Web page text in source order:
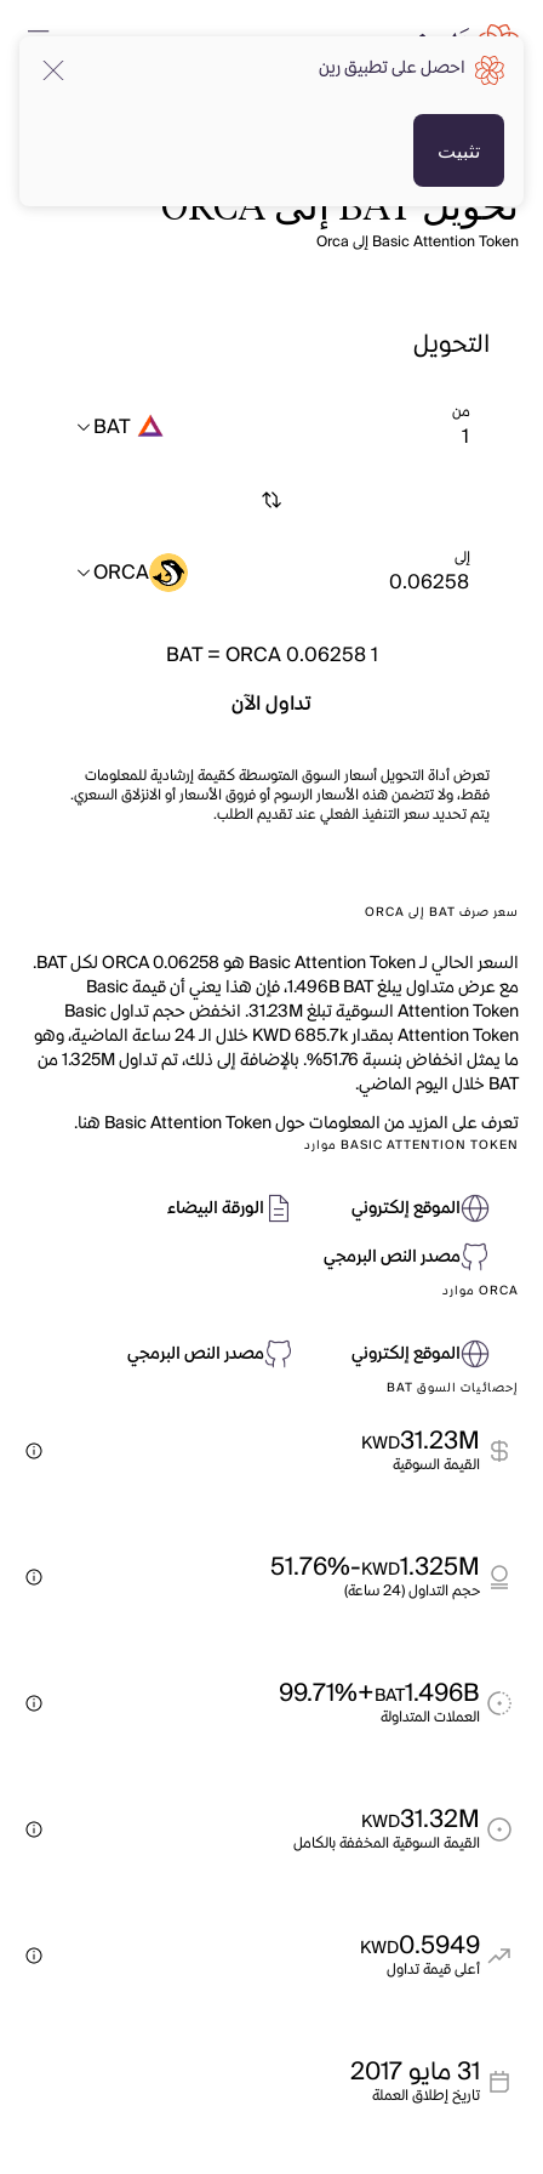
تحويل BAT إلى ORCA
Basic Attention Token إلى Orca
التحويل
من BAT
إلى ORCA
1
BAT=ORCA 0.06258
تداول الآن
تعرض أداة التحويل أسعار السوق المتوسطة كقيمة إرشادية للمعلومات
فقط، ولا تتضمن هذه الأسعار الرسوم أو فروق الأسعار أو الانزلاق السعري.
يتم تحديد سعر التنفيذ الفعلي عند تقديم الطلب.
سعر صرف BAT إلى ORCA
السعر الحالي لـ Basic Attention Token هو ORCA 0.06258 لكل BAT.
مع عرض متداول يبلغ 1.496B BAT، فإن هذا يعني أن قيمة Basic
Attention Token السوقية تبلغ 31.23M. انخفض حجم تداول Basic
Attention Token بمقدار KWD 685.7k خلال الـ 24 ساعة الماضية، وهو
ما يمثل انخفاض بنسبة 51.76%. بالإضافة إلى ذلك، تم تداول 1.325M من
BAT خلال اليوم الماضي.
تعرف على المزيد من المعلومات حول Basic Attention Token هنا.
BASIC ATTENTION TOKEN موارد
الموقع إلكتروني
الورقة البيضاء
مصدر النص البرمجي
ORCA موارد
الموقع إلكتروني مصدر النص البرمجي
إحصائيات السوق BAT
31.23M
KWD
القيمة السوقية
1.325M
KWD
-51.76%
حجم التداول (24 ساعة)
1.496B
BAT
+99.71%
العملات المتداولة
31.32M
KWD
القيمة السوقية المخففة بالكامل
0.5949
KWD
أعلى قيمة تداول
31 مايو 2017
تاريخ إطلاق العملة
احصل على تطبيق رين
تثبيت